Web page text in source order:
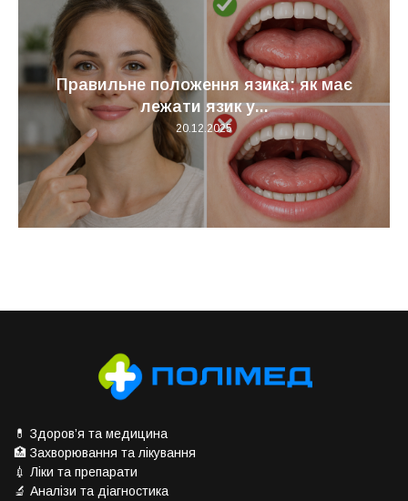
Правильне положення язика: як має
лежати язик у...
20.12.2025
💊 Здоров’я та медицина
🏥 Захворювання та лікування
💉 Ліки та препарати
🔬 Аналізи та діагностика